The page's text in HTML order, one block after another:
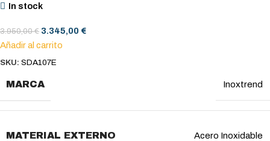
In stock
3.950,00€ 3.345,00 €
Añadir al carrito
SKU: SDA107E
MARCA Inoxtrend
MATERIAL EXTERNO Acero Inoxidable